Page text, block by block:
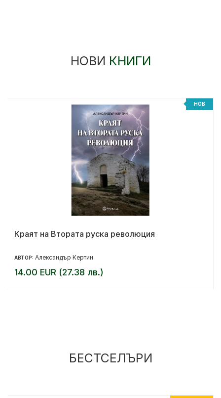
НОВИ КНИГИ
НОВ
Краят на Втората руска революция
АВТОР: Александър Кертин
14.00 EUR (27.38 лв.)
БЕСТСЕЛЪРИ